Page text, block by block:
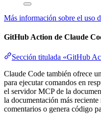
Más información sobre el uso
GitHub Action de Claude
Sección titulada «GitHub
Claude Code también ofrece
para ejecutar comandos en
el servidor MCP de la
la documentación más
comentarios o genera código